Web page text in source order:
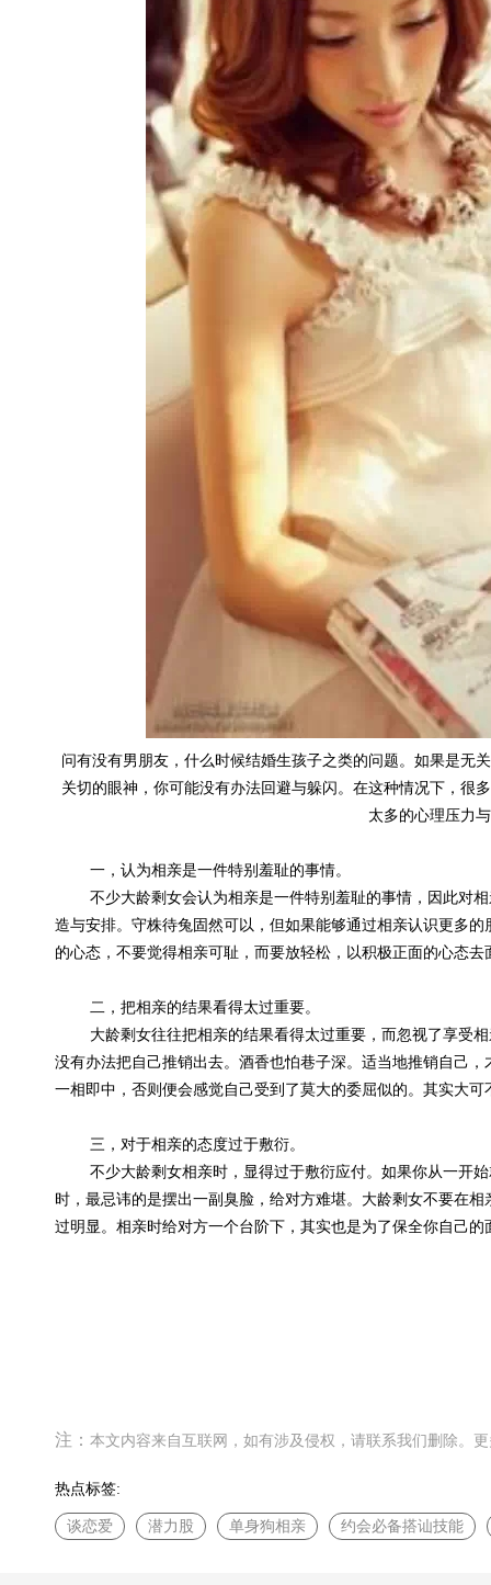
问有没有男朋友，什么时候结婚生孩子之类的问题。如果是无
关切的眼神，你可能没有办法回避与躲闪。在这种情况下，很
太多的心理压力
一，认为相亲是一件特别羞耻的事情。
不少大龄剩女会认为相亲是一件特别羞耻的事情，因此对
造与安排。守株待兔固然可以，但如果能够通过相亲认识更多
的心态，不要觉得相亲可耻，而要放轻松，以积极正面的心态去
二，把相亲的结果看得太过重要。
大龄剩女往往把相亲的结果看得太过重要，而忽视了享受
没有办法把自己推销出去。酒香也怕巷子深。适当地推销自己
一相即中，否则便会感觉自己受到了莫大的委屈似的。其实大
三，对于相亲的态度过于敷衍。
不少大龄剩女相亲时，显得过于敷衍应付。如果你从一开
时，最忌讳的是摆出一副臭脸，给对方难堪。大龄剩女不要在
过明显。相亲时给对方一个台阶下，其实也是为了保全你自己的
注： 本文内容来自互联网，如有涉及侵权，请联系我们删除。
热点标签:
谈恋爱 潜力股 单身狗相亲 约会必备搭讪技能